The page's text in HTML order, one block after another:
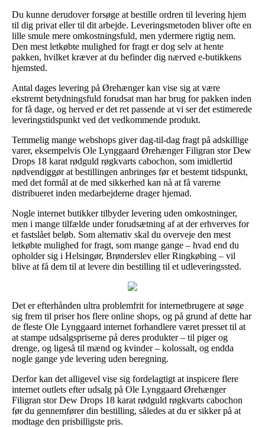
Du kunne derudover forsøge at bestille ordren til levering hjem
til dig privat eller til dit arbejde. Leveringsmetoden bliver ofte en
lille smule mere omkostningsfuld, men ydermere rigtig nem.
Den mest letkøbte mulighed for fragt er dog selv at hente
pakken, hvilket kræver at du befinder dig nærved e-butikkens
hjemsted.
Antal dages levering på Ørehænger kan vise sig at være
ekstremt betydningsfuld forudsat man har brug for pakken inden
for få dage, og herved er det ret passende at vi ser det estimerede
leveringstidspunkt ved det vedkommende produkt.
Temmelig mange webshops giver dag-til-dag fragt på adskillige
varer, eksempelvis Ole Lynggaard Ørehænger Filigran stor Dew
Drops 18 karat rødguld røgkvarts cabochon, som imidlertid
nødvendiggør at bestillingen anbringes før et bestemt tidspunkt,
med det formål at de med sikkerhed kan nå at få varerne
distribueret inden medarbejderne drager hjemad.
Nogle internet butikker tilbyder levering uden omkostninger,
men i mange tilfælde under forudsætning af at der erhverves for
et fastslået beløb. Som alternativ skal du overveje den mest
letkøbte mulighed for fragt, som mange gange – hvad end du
opholder sig i Helsingør, Brønderslev eller Ringkøbing – vil
blive at få dem til at levere din bestilling til et udleveringssted.
Det er efterhånden ultra problemfrit for internetbrugere at søge
sig frem til priser hos flere online shops, og på grund af dette har
de fleste Ole Lynggaard internet forhandlere været presset til at
at stampe udsalgspriserne på deres produkter – til piger og
drenge, og ligeså til mænd og kvinder – kolossalt, og endda
nogle gange yde levering uden beregning.
Derfor kan det alligevel vise sig fordelagtigt at inspicere flere
internet outlets efter udsalg på Ole Lynggaard Ørehænger
Filigran stor Dew Drops 18 karat rødguld røgkvarts cabochon
før du gennemfører din bestilling, således at du er sikker på at
modtage den prisbilligste pris.